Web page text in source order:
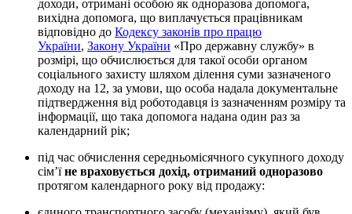
доходи, отримані особою як одноразова допомога,
вихідна допомога, що виплачується працівникам
відповідно до Кодексу законів про працю
України, Закону України «Про державну службу» в
розмірі, що обчислюється для такої особи органом
соціального захисту шляхом ділення суми зазначеного
доходу на 12, за умови, що особа надала документальне
підтвердження від роботодавця із зазначенням розміру та
інформації, що така допомога надана один раз за
календарний рік;
під час обчислення середньомісячного сукупного доходу
сім’їне враховується дохід, отриманий одноразово
протягом календарного року від продажу: